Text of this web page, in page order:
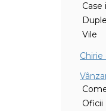
Case
Vile
Chirie
Oficii